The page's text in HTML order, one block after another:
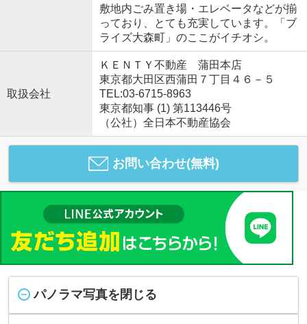
敷地内ごみ置き場・エレベータなどが揃
っており、とても充実しています。「ブ
ライズ大森町」のここがイチオシ。
取扱会社
ＫＥＮＴＹ不動産 蒲田本店
東京都大田区西蒲田７丁目４６－５
TEL:03-6715-8963
東京都知事 (1) 第113446号
（公社）全日本不動産協会
お問い合わせ(無料)
パノラマ写真を閉じる